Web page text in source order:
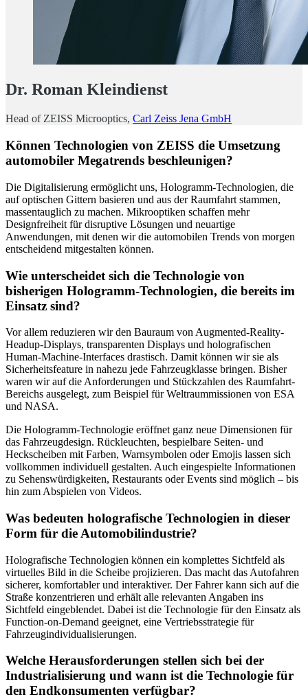
Dr. Roman Kleindienst
Head of ZEISS Microoptics, Carl Zeiss Jena GmbH
Können Technologien von ZEISS die Umsetzung
automobiler Megatrends beschleunigen?
Die Digitalisierung ermöglicht uns, Hologramm-Technologien, die
auf optischen Gittern basieren und aus der Raumfahrt stammen,
massentauglich zu machen. Mikrooptiken schaffen mehr
Designfreiheit für disruptive Lösungen und neuartige
Anwendungen, mit denen wir die automobilen Trends von morgen
entscheidend mitgestalten können.
Wie unterscheidet sich die Technologie von
bisherigen Hologramm-Technologien, die bereits im
Einsatz sind?
Vor allem reduzieren wir den Bauraum von Augmented-Reality-
Headup-Displays, transparenten Displays und holografischen
Human-Machine-Interfaces drastisch. Damit können wir sie als
Sicherheitsfeature in nahezu jede Fahrzeugklasse bringen. Bisher
waren wir auf die Anforderungen und Stückzahlen des Raumfahrt-
Bereichs ausgelegt, zum Beispiel für Weltraummissionen von ESA
und NASA.
Die Hologramm-Technologie eröffnet ganz neue Dimensionen für
das Fahrzeugdesign. Rückleuchten, bespielbare Seiten- und
Heckscheiben mit Farben, Warnsymbolen oder Emojis lassen sich
vollkommen individuell gestalten. Auch eingespielte Informationen
zu Sehenswürdigkeiten, Restaurants oder Events sind möglich – bis
hin zum Abspielen von Videos.
Was bedeuten holografische Technologien in dieser
Form für die Automobilindustrie?
Holografische Technologien können ein komplettes Sichtfeld als
virtuelles Bild in die Scheibe projizieren. Das macht das Autofahren
sicherer, komfortabler und interaktiver. Der Fahrer kann sich auf die
Straße konzentrieren und erhält alle relevanten Angaben ins
Sichtfeld eingeblendet. Dabei ist die Technologie für den Einsatz als
Function-on-Demand geeignet, eine Vertriebsstrategie für
Fahrzeugindividualisierungen.
Welche Herausforderungen stellen sich bei der
Industrialisierung und wann ist die Technologie für
den Endkonsumenten verfügbar?